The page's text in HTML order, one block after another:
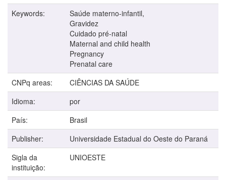
Keywords:
Saúde materno-infantil,
Gravidez
Cuidado pré-natal
Maternal and child health
Pregnancy
Prenatal care
CNPq areas:
CIÊNCIAS DA SAÚDE
Idioma:
por
País:
Brasil
Publisher:
Universidade Estadual do Oeste do Paraná
Sigla da
instituição:
UNIOESTE